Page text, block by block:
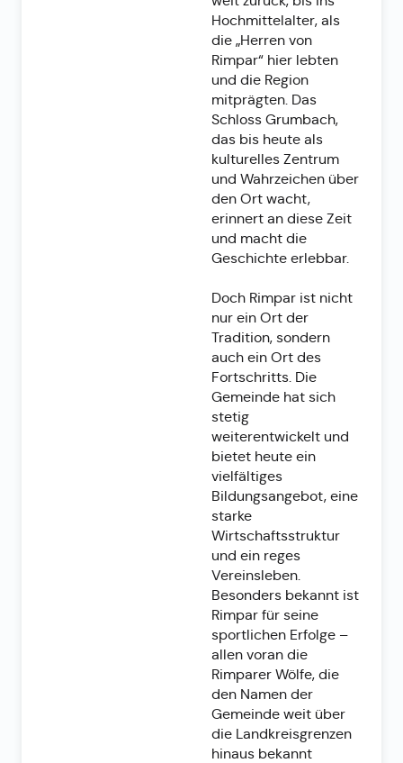
Hochmittelalter, als
die „Herren von
Rimpar“ hier lebten
und die Region
mitprägten. Das
Schloss Grumbach,
das bis heute als
kulturelles Zentrum
und Wahrzeichen über
den Ort wacht,
erinnert an diese Zeit
und macht die
Geschichte erlebbar.
Doch Rimpar ist nicht
nur ein Ort der
Tradition, sondern
auch ein Ort des
Fortschritts. Die
Gemeinde hat sich
stetig
weiterentwickelt und
bietet heute ein
vielfältiges
Bildungsangebot, eine
starke
Wirtschaftsstruktur
und ein reges
Vereinsleben.
Besonders bekannt ist
Rimpar für seine
sportlichen Erfolge –
allen voran die
Rimparer Wölfe, die
den Namen der
Gemeinde weit über
die Landkreisgrenzen
hinaus bekannt